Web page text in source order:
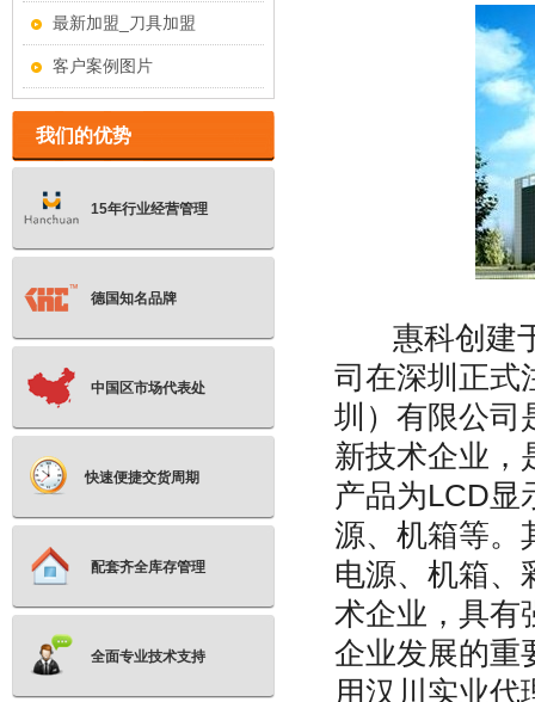
惠科创建
司在深圳正式
圳）有限公司
新技术企业，
产品为LCD显
源、机箱等。
电源、机箱、
术企业，具有
企业发展的重
用汉川实业代
最新加盟_刀具加盟
客户案例图片
我们的优势
15年行业经营管理
德国知名品牌
中国区市场代表处
快速便捷交货周期
配套齐全库存管理
全面专业技术支持